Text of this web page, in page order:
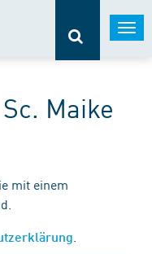
Maike
mit einem